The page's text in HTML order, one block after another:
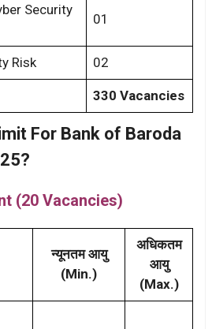
Security
01
Risk 02
330 Vacancies
For Bank of Baroda
(20 Vacancies)
न्यूनतम आयु
(Min.)
अधिकतम
आयु
(Max.)